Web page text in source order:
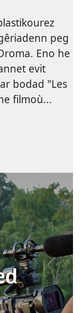
peg
Eno he
evit
bodad "Les
filmoù...